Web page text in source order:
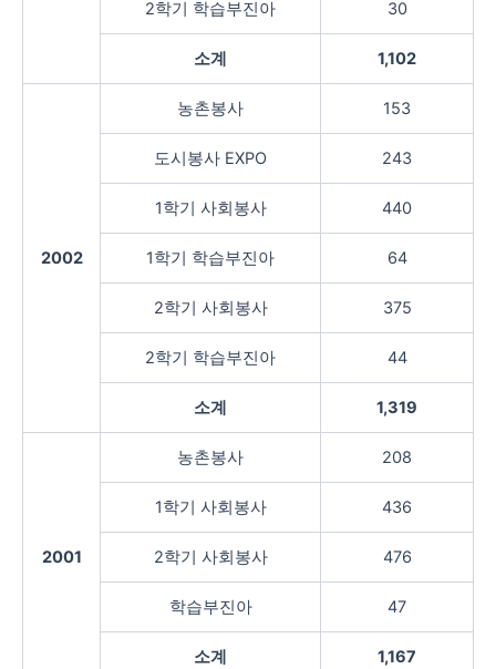
2학기 학습부진아 30
소계 1,102
2002
농촌봉사 153
도시봉사 EXPO 243
1학기 사회봉사 440
1학기 학습부진아 64
2학기 사회봉사 375
2학기 학습부진아 44
소계 1,319
2001
농촌봉사 208
1학기 사회봉사 436
2학기 사회봉사 476
학습부진아 47
소계 1,167